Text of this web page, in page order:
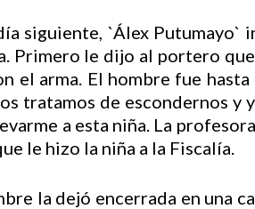
siguiente, `Álex Putumayo`
Primero le dijo al portero
el arma. El hombre fue
tratamos de escondernos
a esta niña. La
le hizo la niña a la Fiscalía.
la dejó encerrada en una